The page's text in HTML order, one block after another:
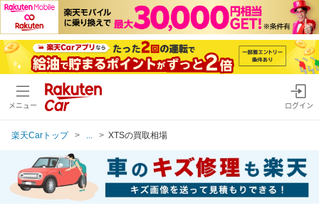
メニュー ログイン
楽天Carトップ XTSの買取相場